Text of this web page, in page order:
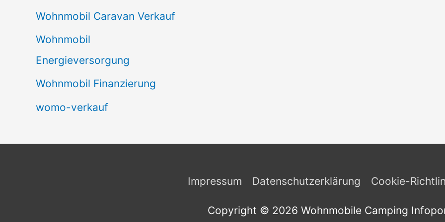
Wohnmobil Caravan Verkauf
Wohnmobil
Energieversorgung
Wohnmobil Finanzierung
womo-verkauf
Impressum Datenschutzerklärung Cookie-
Copyright © 2026 Wohnmobile Camping